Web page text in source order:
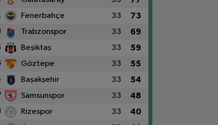
Fenerbahçe 33 73
Trabzonspor 33 69
Beşiktaş 33 59
Göztepe 33 55
Başakşehir 33 54
Samsunspor 33 48
Rizespor 33 40